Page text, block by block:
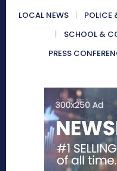
LOCAL NEWS POLICE
SCHOOL &
PRESS